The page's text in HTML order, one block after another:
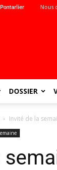
Pontarlier Nous
DOSSIER
Invité de la